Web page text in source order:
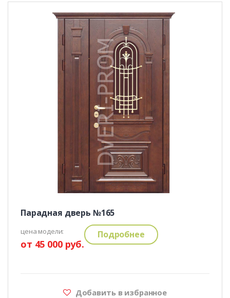
Парадная дверь №165
цена модели:
от 45 000 руб.
Подробнее
Добавить в избранное